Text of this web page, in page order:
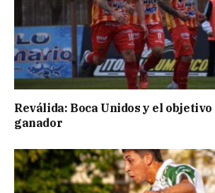
Reválida: Boca Unidos y el
ganador